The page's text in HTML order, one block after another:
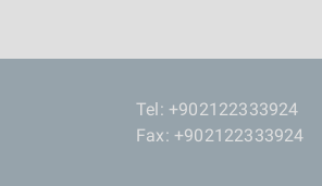
Tel: +902122333924
Fax: +902122333924